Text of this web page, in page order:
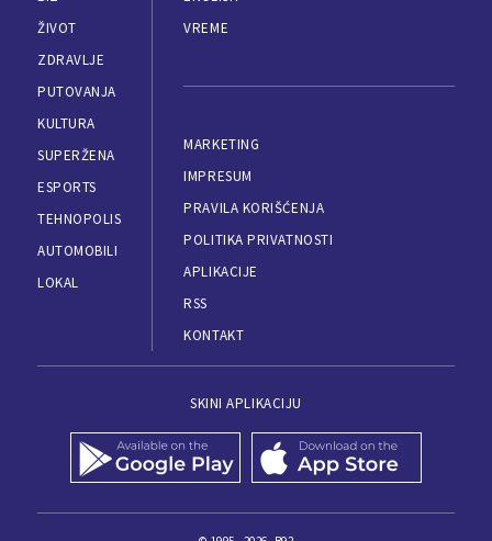
ŽIVOT
ZDRAVLJE
PUTOVANJA
KULTURA
SUPERŽENA
ESPORTS
TEHNOPOLIS
AUTOMOBILI
LOKAL
VREME
MARKETING
IMPRESUM
PRAVILA KORIŠĆENJA
POLITIKA PRIVATNOSTI
APLIKACIJE
RSS
KONTAKT
SKINI APLIKACIJU